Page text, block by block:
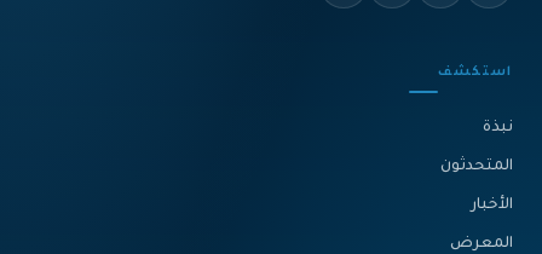
استكشف
نبذة‎
المتحدثون
الأخبار
المعرض